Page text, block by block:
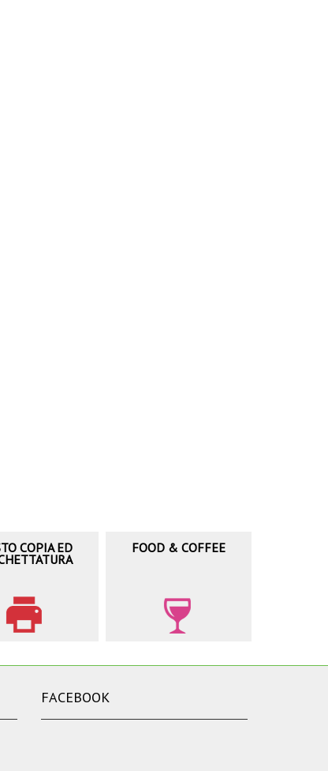
COPIA ED FOOD & COFFEE
FACEBOOK